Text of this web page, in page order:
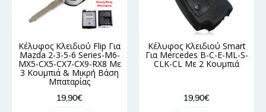
Κέλυφος Κλειδιού Flip Για
Mazda 2-3-5-6 Series-M6-
MX5-CX5-CX7-CX9-RX8 Με
3 Κουμπιά & Μικρή Βάση
Μπαταρίας
19,90€
Κέλυφος Κλειδιού Smart
Για Mercedes B-C-E-ML-S-
CLK-CL Με 2 Κουμπιά
19,90€